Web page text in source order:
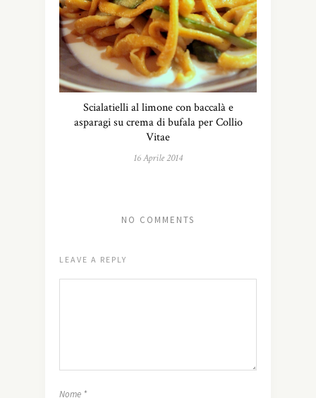
Scialatielli al limone con baccalà e
asparagi su crema di bufala per Collio
Vitae
16 Aprile 2014
NO COMMENTS
LEAVE A REPLY
Nome *